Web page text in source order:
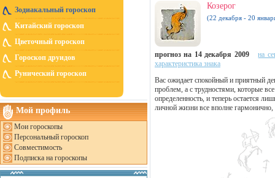
Зодиакальный гороскоп
Китайский гороскоп
Цветочный гороскоп
Гороскоп друидов
Рунический гороскоп
Мой профиль
Мои гороскопы
Персональный гороскоп
Совместимость
Подписка на гороскопы
Козерог
(22 декабря - 20
прогноз на 14 декабря 2009
на
характеристика знака
Вас ожидает спокойный и приятный
проблем, а с трудностями, которые
определенность, и теперь остается
личной жизни все вполне